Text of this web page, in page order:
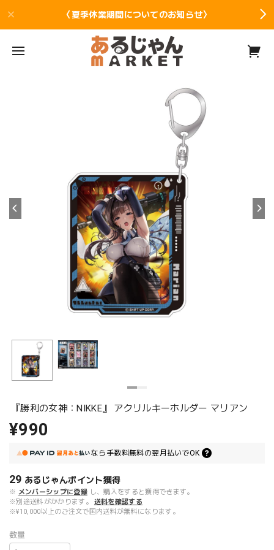
〈夏季休業期間についてのお知らせ〉
『勝利の女神：NIKKE』 アクリルキーホルダー マリアン
¥990
なら 手数料無料の翌月払いでOK
29 あるじゃんポイント獲得
※ メンバーシップに登録 し、購入をすると獲得できます。
※別途送料がかかります。
送料を確認する
※¥10,000以上のご注文で国内送料が無料になります。
数量